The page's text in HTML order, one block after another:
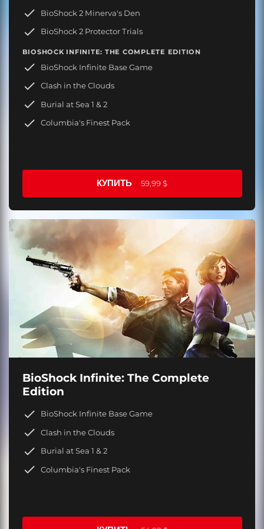
BioShock 2 Minerva's Den
BioShock 2 Protector Trials
BIOSHOCK INFINITE: THE COMPLETE EDITION
BioShock Infinite Base Game
Clash in the Clouds
Burial at Sea 1 & 2
Columbia's Finest Pack
КУПИТЬ 59,99 $
BioShock Infinite: The Complete
Edition
BioShock Infinite Base Game
Clash in the Clouds
Burial at Sea 1 & 2
Columbia's Finest Pack